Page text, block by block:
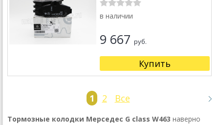
в наличии
9 667 руб.
Купить
1 2 Все
Тормозные колодки Мерседес G class W463 наверно